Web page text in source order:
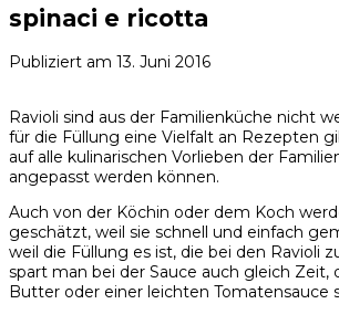
spinaci e ricotta
Publiziert am 13. Juni 2016
Ravioli sind aus der Familienküche nicht
für die Füllung eine Vielfalt an Rezepten
auf alle kulinarischen Vorlieben der
angepasst werden können.
Auch von der Köchin oder dem Koch
geschätzt, weil sie schnell und einfach
weil die Füllung es ist, die bei den Ravioli
spart man bei der Sauce auch gleich Zeit,
Butter oder einer leichten Tomatensauce